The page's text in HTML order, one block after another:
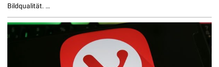
Bildqualität. …